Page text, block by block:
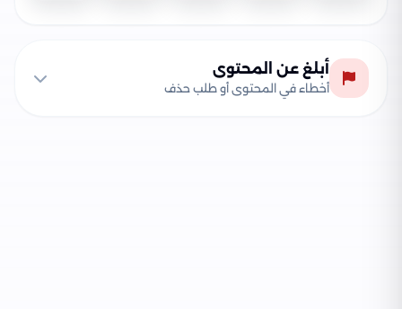
أبلغ عن المحتوى
أخطاء في المحتوى أو طلب حذف